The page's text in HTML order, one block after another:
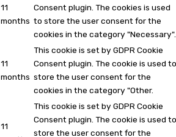
11
months
Consent plugin. The cookies is used
to store the user consent for the
cookies in the category "Necessary".
11
months
This cookie is set by GDPR Cookie
Consent plugin. The cookie is used to
store the user consent for the
cookies in the category "Other.
11
This cookie is set by GDPR Cookie
Consent plugin. The cookie is used to
store the user consent for the